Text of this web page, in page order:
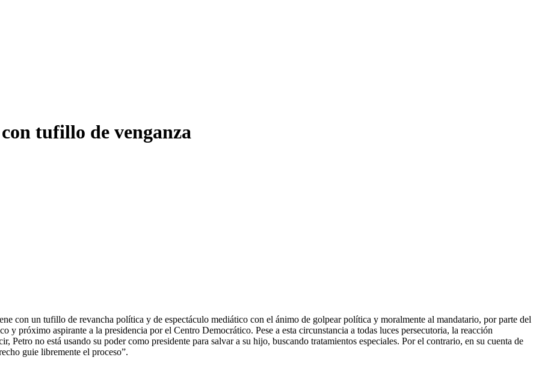
tufillo de venganza
con un tufillo de revancha política y de espectáculo mediático con el ánimo de golpear política y moralmente al mandatario, por parte del
próximo aspirante a la presidencia por el Centro Democrático. Pese a esta circunstancia a todas luces persecutoria, la reacción
Petro no está usando su poder como presidente para salvar a su hijo, buscando tratamientos especiales. Por el contrario, en su cuenta de
guie libremente el proceso”.